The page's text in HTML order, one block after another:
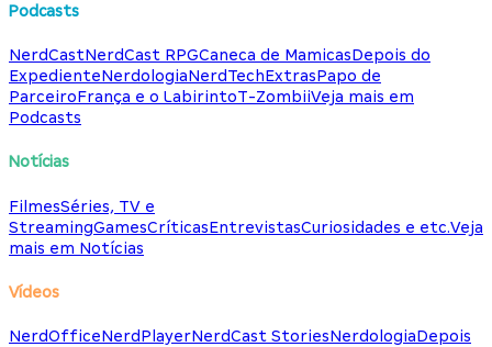
Podcasts
NerdCastNerdCast RPGCaneca de MamicasDepois do
ExpedienteNerdologiaNerdTechExtrasPapo de
ParceiroFrança e o LabirintoT-ZombiiVeja mais em
Podcasts
Notícias
FilmesSéries, TV e
StreamingGamesCríticasEntrevistasCuriosidades e etc.Veja
mais em Notícias
Vídeos
NerdOfficeNerdPlayerNerdCast StoriesNerdologiaDepois